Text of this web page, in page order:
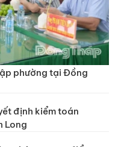
phường tại Đồng
định kiểm toán
Long